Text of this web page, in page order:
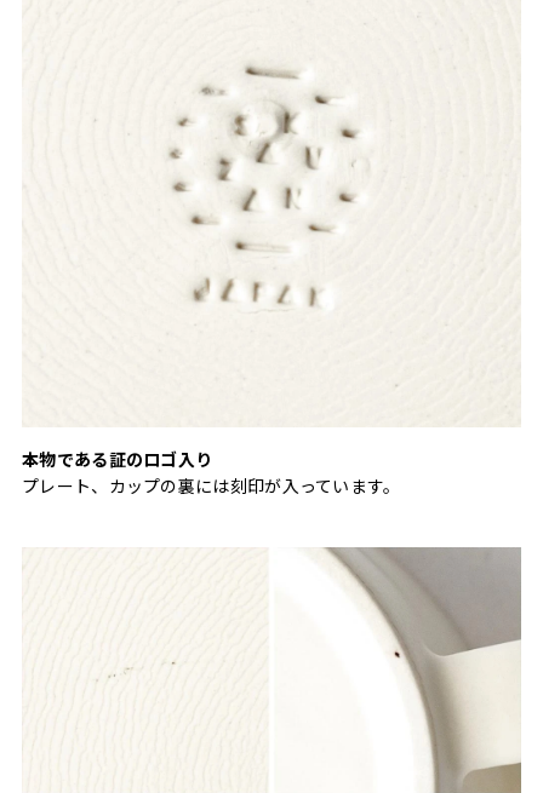
本物である証のロゴ入り
プレート、カップの裏には刻印が入っています。